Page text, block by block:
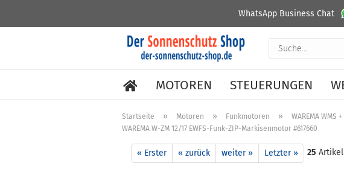
WhatsApp Business Chat
MOTOREN STEUERUNGEN
Startseite » Motoren » Funkmotoren » WAREMA WMS
WAREMA W-ZM 12/17 EWFS-Funk-ZIP-Markisenmotor #617660
« Erster « zurück weiter » Letzter » 25